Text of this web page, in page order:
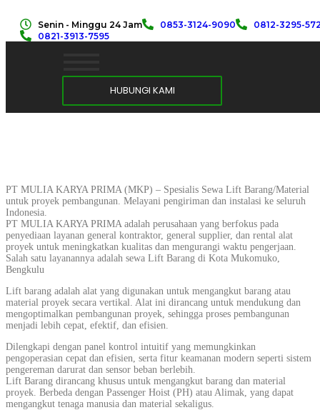
Senin - Minggu 24 Jam 0853-3124-9090
0812-3295-
0821-3913-7595
HUBUNGI KAMI
PT MULIA KARYA PRIMA (MKP) – Spesialis Sewa Lift Barang/Material
untuk proyek pembangunan. Melayani pengiriman dan instalasi ke seluruh
Indonesia.
PT MULIA KARYA PRIMA adalah perusahaan yang berfokus pada
penyediaan layanan general kontraktor, general supplier, dan rental alat
proyek untuk meningkatkan kualitas dan mengurangi waktu pengerjaan.
Salah satu layanannya adalah sewa Lift Barang di Kota Mukomuko,
Bengkulu
Lift barang adalah alat yang digunakan untuk mengangkut barang atau
material proyek secara vertikal. Alat ini dirancang untuk mendukung dan
mengoptimalkan pembangunan proyek, sehingga proses pembangunan
menjadi lebih cepat, efektif, dan efisien.
Dilengkapi dengan panel kontrol intuitif yang memungkinkan
pengoperasian cepat dan efisien, serta fitur keamanan modern seperti sistem
pengereman darurat dan sensor beban berlebih.
Lift Barang dirancang khusus untuk mengangkut barang dan material
proyek. Berbeda dengan Passenger Hoist (PH) atau Alimak, yang dapat
mengangkut tenaga manusia dan material sekaligus.